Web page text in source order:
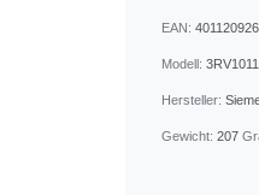
EAN:
Modell:
Hersteller:
Gewicht: 207